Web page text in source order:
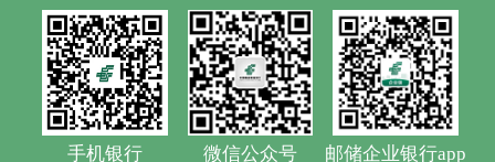
手机银行 微信公众号 邮储企业银行app